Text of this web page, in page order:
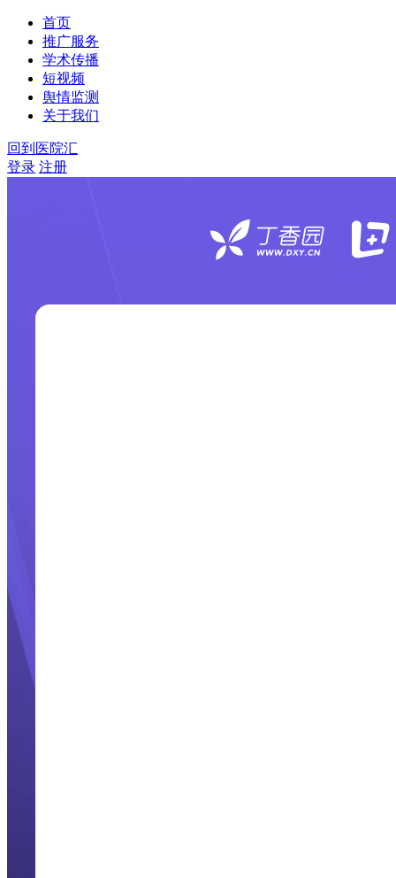
首页
推广服务
学术传播
短视频
舆情监测
关于我们
回到医院汇
登录 注册